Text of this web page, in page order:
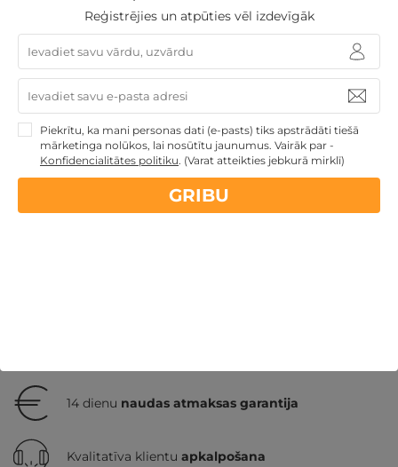
no136€
par nakti
194€ GRIBU
Atpūtai Valentīndienā
Valentīndienas dāvanas
Atpūta maija brīvdienās
Derīgs arī VASARĀ
Dāvanu idejas
14 dienu naudas atmaksas garantija
Kvalitatīva klientu apkalpošana
Reģistrējies un atpūties vēl izdevīgāk
Piekrītu, ka mani personas dati (e-pasts) tiks apstrādāti tiešā
mārketinga nolūkos, lai nosūtītu jaunumus. Vairāk par -
Konfidencialitātes politiku. (Varat atteikties jebkurā mirklī)
GRIBU